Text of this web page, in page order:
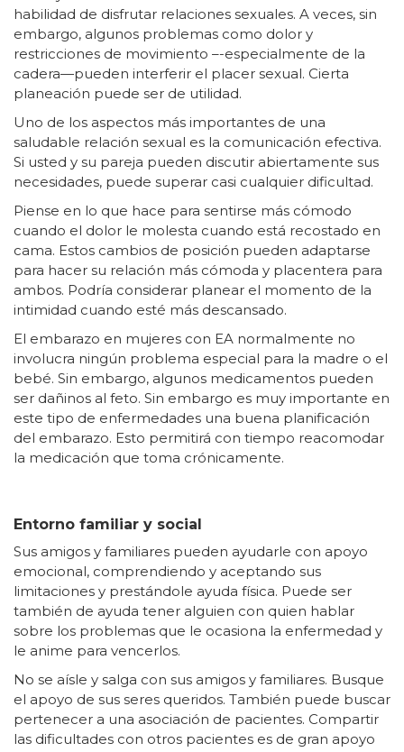
habilidad de disfrutar relaciones sexuales. A veces, sin
embargo, algunos problemas como dolor y
restricciones de movimiento –-especialmente de la
cadera—pueden interferir el placer sexual. Cierta
planeación puede ser de utilidad.
Uno de los aspectos más importantes de una
saludable relación sexual es la comunicación efectiva.
Si usted y su pareja pueden discutir abiertamente sus
necesidades, puede superar casi cualquier dificultad.
Piense en lo que hace para sentirse más cómodo
cuando el dolor le molesta cuando está recostado en
cama. Estos cambios de posición pueden adaptarse
para hacer su relación más cómoda y placentera para
ambos. Podría considerar planear el momento de la
intimidad cuando esté más descansado.
El embarazo en mujeres con EA normalmente no
involucra ningún problema especial para la madre o el
bebé. Sin embargo, algunos medicamentos pueden
ser dañinos al feto. Sin embargo es muy importante en
este tipo de enfermedades una buena planificación
del embarazo. Esto permitirá con tiempo reacomodar
la medicación que toma crónicamente.
Entorno familiar y social
Sus amigos y familiares pueden ayudarle con apoyo
emocional, comprendiendo y aceptando sus
limitaciones y prestándole ayuda física. Puede ser
también de ayuda tener alguien con quien hablar
sobre los problemas que le ocasiona la enfermedad y
le anime para vencerlos.
No se aísle y salga con sus amigos y familiares. Busque
el apoyo de sus seres queridos. También puede buscar
pertenecer a una asociación de pacientes. Compartir
las dificultades con otros pacientes es de gran apoyo